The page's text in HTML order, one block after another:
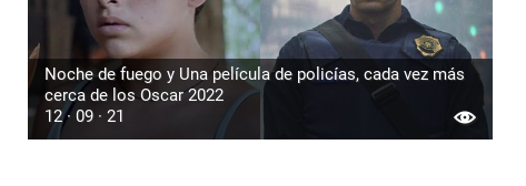
Noche de fuego y Una película de policías, cada vez más
cerca de los Oscar 2022
12 · 09 · 21